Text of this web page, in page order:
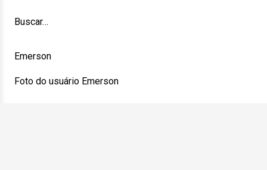
Buscar…
Emerson
Foto do usuário Emerson